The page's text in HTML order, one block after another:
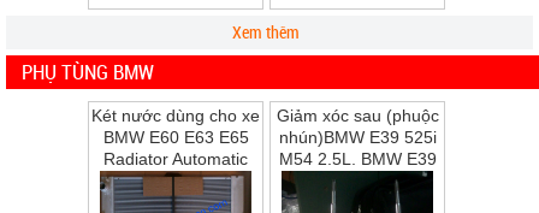
Xem thêm
PHỤ TÙNG BMW
Két nước dùng cho xe
BMW E60 E63 E65
Radiator Automatic
Transmission
Giảm xóc sau (phuộc
nhún)BMW E39 525i
M54 2.5L, BMW E39
528i M52 2.8L, BMW
E39 530i M54 ...